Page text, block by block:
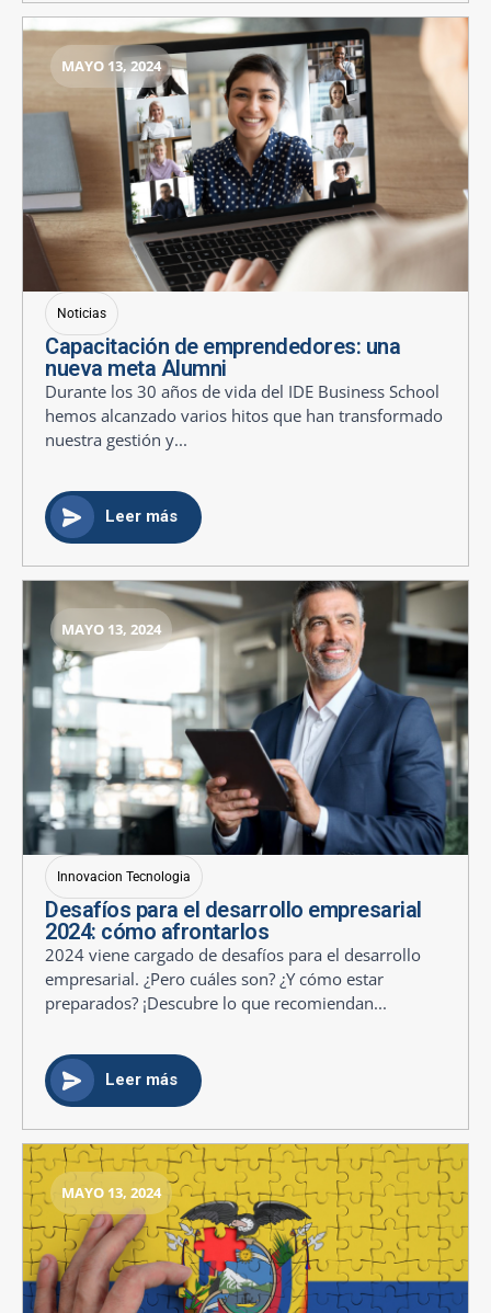
MAYO 13, 2024
Noticias
Capacitación de emprendedores: una
nueva meta Alumni
Durante los 30 años de vida del IDE Business School
hemos alcanzado varios hitos que han transformado
nuestra gestión y...
Leer más
MAYO 13, 2024
Innovacion Tecnologia
Desafíos para el desarrollo empresarial
2024: cómo afrontarlos
2024 viene cargado de desafíos para el desarrollo
empresarial. ¿Pero cuáles son? ¿Y cómo estar
preparados? ¡Descubre lo que recomiendan...
Leer más
MAYO 13, 2024